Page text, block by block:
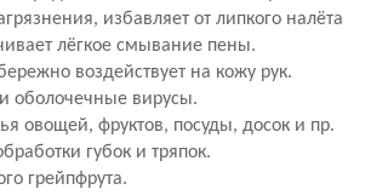
избавляет от липкого налёта
лёгкое смывание пены.
воздействует на кожу рук.
оболочечные вирусы.
овощей, фруктов, посуды, досок и пр.
губок и тряпок.
грейпфрута.